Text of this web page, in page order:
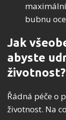
bubnu
Jak
abyste
životnost?
Řádná péče o
životnost. Na